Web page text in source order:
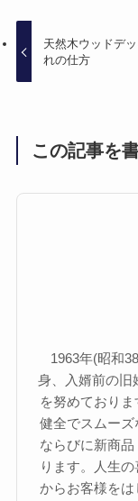
天然木ウッドデ
れの仕方
この記事を
1963年(昭和
身、入婿前の旧
を努めており
健全でスムー
ならびに新商
ります。人生
からお客様をは